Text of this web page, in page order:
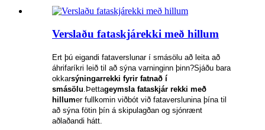
Verslaðu fataskjárekki með hillum
Ert þú eigandi fataverslunar í smásölu að leita að
áhrifaríkri leið til að sýna varninginn þinn?Sjáðu bara
okkarsýningarrekki fyrir fatnað í
smásölu .Þettageymsla fataskjár rekki með
hillumer fullkomin viðbót við fataverslunina þína til
að sýna fötin þín á skipulagðan og sjónrænt
aðlaðandi hátt.